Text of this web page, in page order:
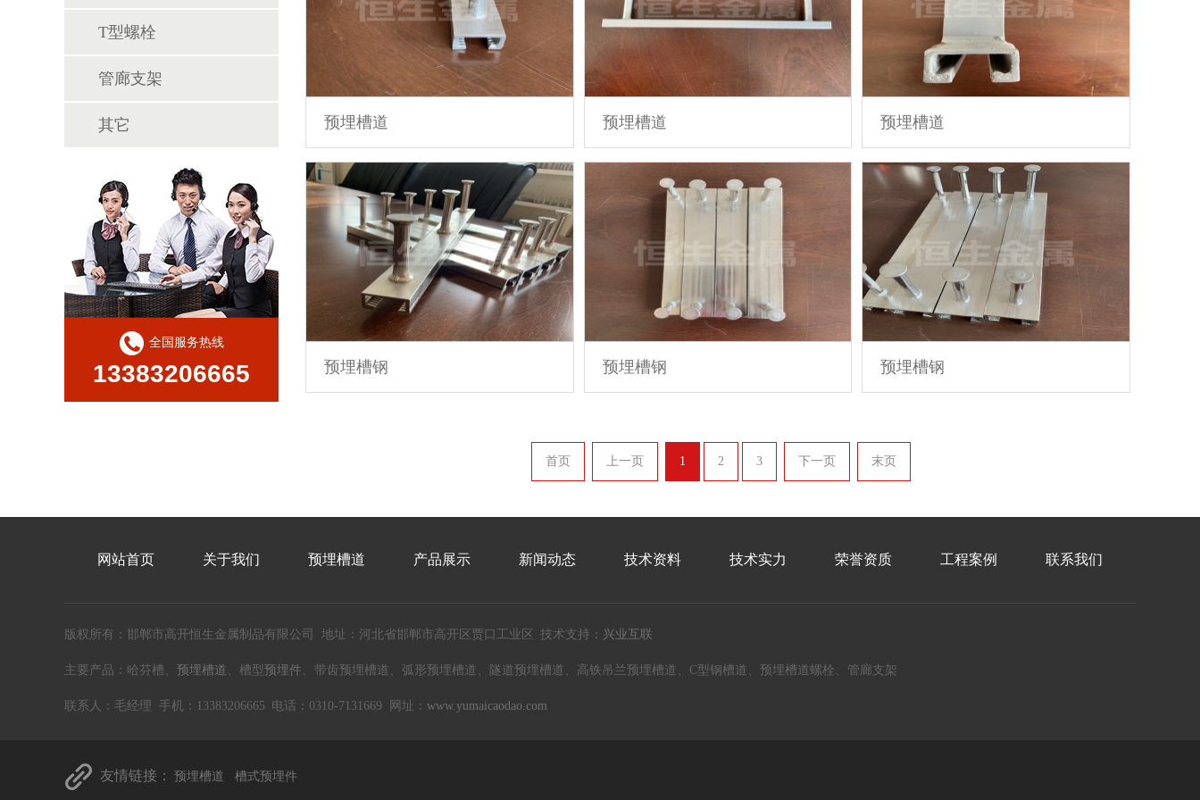
T型螺栓
管廊支架
其它
全国服务热线
13383206665
预埋槽道 预埋槽道 预埋槽道
预埋槽钢 预埋槽钢 预埋槽钢
首页 上一页 1 2 3 下一页 末页
网站首页 关于我们 预埋槽道 产品展示 新闻动态 技术资料 技术实力 荣誉资质 工程案例 联系我们
版权所有：邯郸市高开恒生金属制品有限公司 地址：河北省邯郸市高开区贾口工业区 技术支持： 兴业互联
主要产品：哈芬槽、 预埋槽道 、槽型预埋件 、带齿预埋槽道、弧形预埋槽道、隧道预埋槽道、高铁吊兰预埋槽道、C型钢槽道、预埋槽道螺栓、管廊支架
联系人：毛经理 手机：13383206665 电话：0310-7131669 网址： www.yumaicaodao.com
友情链接： 预埋槽道 槽式预埋件